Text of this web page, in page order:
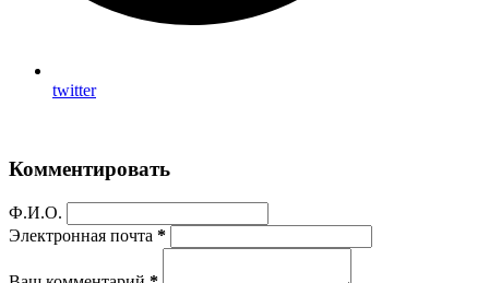
twitter
Комментировать
Ф.И.О.
Электронная почта *